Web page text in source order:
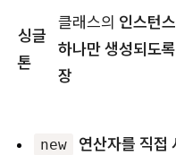
싱글
톤
클래스의 인스턴
하나만 생성되도
장
new 연산자를 직접